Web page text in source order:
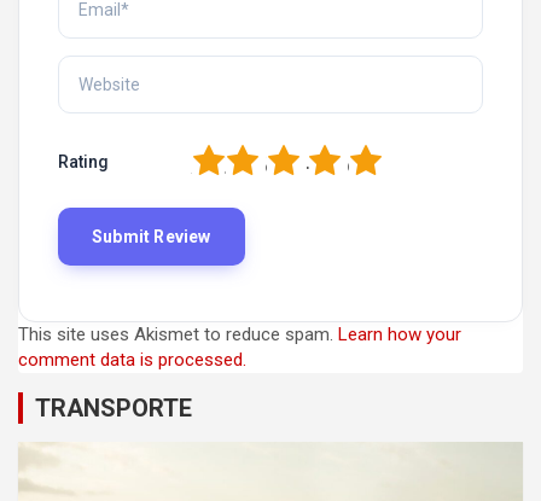
Rating 5
4
3
2
This site uses Akismet to reduce spam. Learn how your
comment data is processed.
TRANSPORTE